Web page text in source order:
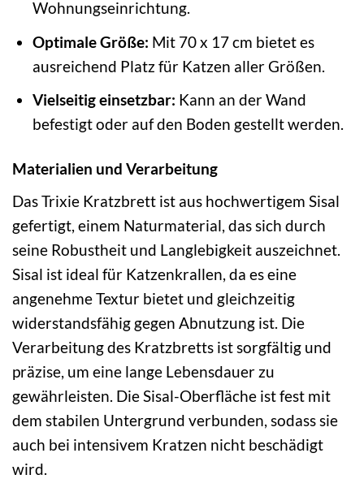
Wohnungseinrichtung.
Optimale Größe: Mit 70 x 17 cm bietet es
ausreichend Platz für Katzen aller Größen.
Vielseitig einsetzbar: Kann an der Wand
befestigt oder auf den Boden gestellt werden.
Materialien und Verarbeitung
Das Trixie Kratzbrett ist aus hochwertigem Sisal
gefertigt, einem Naturmaterial, das sich durch
seine Robustheit und Langlebigkeit auszeichnet.
Sisal ist ideal für Katzenkrallen, da es eine
angenehme Textur bietet und gleichzeitig
widerstandsfähig gegen Abnutzung ist. Die
Verarbeitung des Kratzbretts ist sorgfältig und
präzise, um eine lange Lebensdauer zu
gewährleisten. Die Sisal-Oberfläche ist fest mit
dem stabilen Untergrund verbunden, sodass sie
auch bei intensivem Kratzen nicht beschädigt
wird.